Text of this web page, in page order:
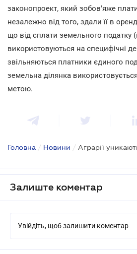
законопроект, який зобов'яже
незалежно від того, здали її в
що від сплати земельного податку
використовуються на специфічні
звільняються платники єдиного
земельна ділянка
метою.
Головна / Новини / Аграрії
Залиште коментар
Увійдіть, щоб залишити коментар